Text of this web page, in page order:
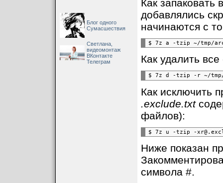
Блог одного
Сумасшествия
Светлана,
видеомонтаж
ВКонтакте
Телеграм
Как
добавлялись
начинаются с
Как удалить
Как исключить
.exclude.txt
файлов):
Ниже показан
символа #.